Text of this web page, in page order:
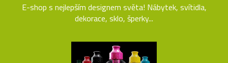
E-shop s nejlepším designem světa! Nábytek, svítidla,
dekorace, sklo, šperky...